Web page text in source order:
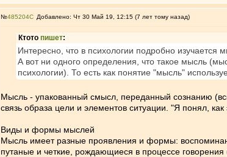
№485204 Добавлено: Чт 30 Май 19, 12:15 (7 лет тому назад)
Ктото пишет:
Интересно, что в психологии подробно
А вот ни одного определения, что такое мысль
психологии). То есть как понятие "мысль"
Мысль - упакованный смысл, переданный сознанию
связь образа цели и элементов ситуации. "Я понял,
Виды и формы мыслей
Мысль имеет разные проявления и формы:
путаные и четкие, рождающиеся в процессе